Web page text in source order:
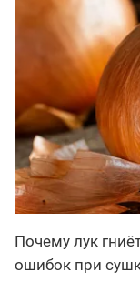
Почему лук
ошибок при